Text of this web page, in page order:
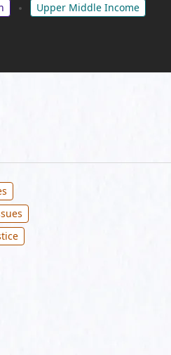
Upper Middle Income